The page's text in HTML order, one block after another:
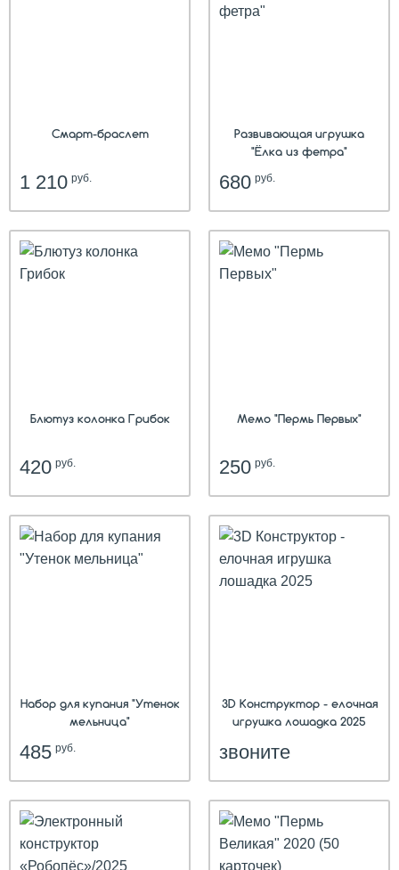
Смарт-браслет
1 210руб.
Развивающая игрушка
"Ёлка из фетра"
680руб.
Блютуз колонка Грибок
420руб.
Мемо "Пермь Первых"
250руб.
Набор для купания "Утенок
мельница"
485руб.
3D Конструктор - елочная
игрушка лошадка 2025
звоните